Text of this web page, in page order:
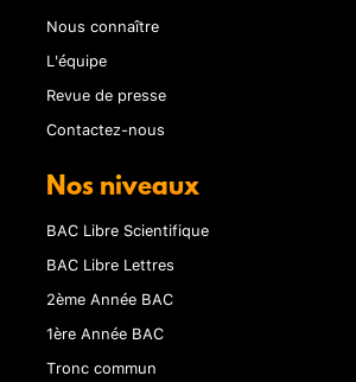
Nous connaître
L'équipe
Revue de presse
Contactez-nous
Nos niveaux
BAC Libre Scientifique
BAC Libre Lettres
2ème Année BAC
1ère Année BAC
Tronc commun